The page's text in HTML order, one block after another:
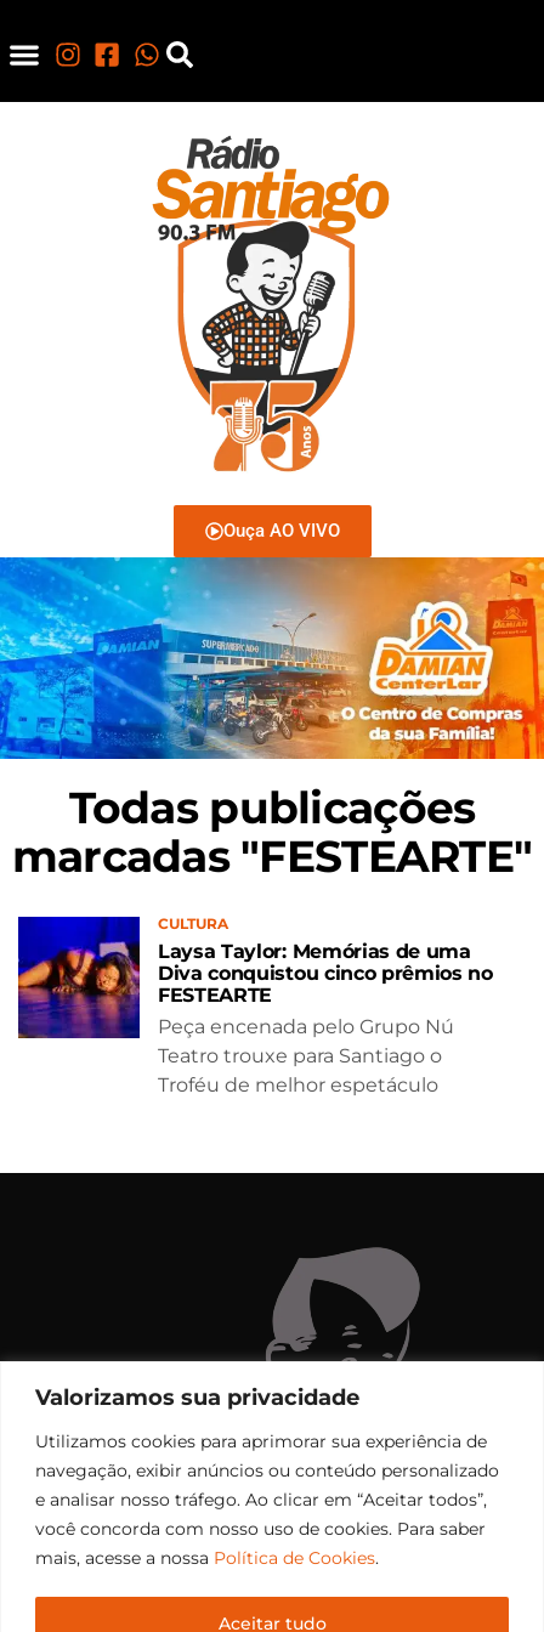
Valorizamos sua privacidade
Utilizamos cookies para aprimorar sua experiência de
navegação, exibir anúncios ou conteúdo personalizado
e analisar nosso tráfego. Ao clicar em “Aceitar todos”,
você concorda com nosso uso de cookies. Para saber
mais, acesse a nossa Política de Cookies.
Aceitar tudo
Ouça AO VIVO
Todas publicações
marcadas "FESTEARTE"
CULTURA
Laysa Taylor: Memórias de uma
Diva conquistou cinco prêmios no
FESTEARTE
Peça encenada pelo Grupo Nú
Teatro trouxe para Santiago o
Troféu de melhor espetáculo